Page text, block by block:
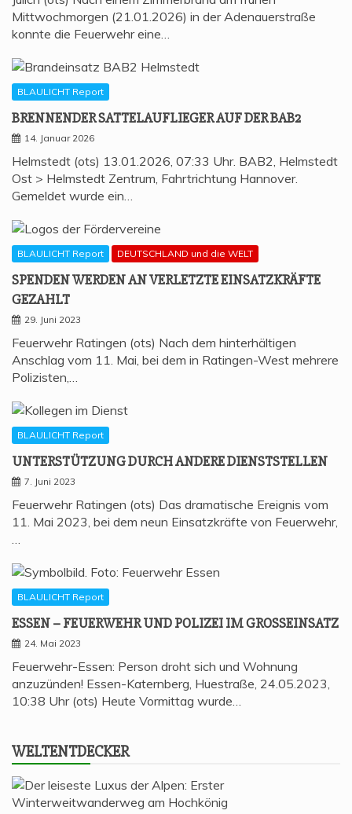
Mittwochmorgen (21.01.2026) in der Adenauerstraße
konnte die Feuerwehr eine…
BLAULICHT Report
BREN­NEN­DER SAT­TEL­AUF­LIE­GER AUF DER BAB2
14. Januar 2026
Helmstedt (ots) 13.01.2026, 07:33 Uhr. BAB2, Helmstedt
Ost > Helmstedt Zentrum, Fahrtrichtung Hannover.
Gemeldet wurde ein…
BLAULICHT Report DEUTSCHLAND und die WELT
SPEN­DEN WER­DEN AN VER­LETZ­TE EIN­SATZ­KRÄF­TE
GEZAHLT
29. Juni 2023
Feuerwehr Ratingen (ots) Nach dem hinterhältigen
Anschlag vom 11. Mai, bei dem in Ratingen-West mehrere
Polizisten,…
BLAULICHT Report
UNTER­STÜT­ZUNG DURCH ANDE­RE DIENSTSTELLEN
7. Juni 2023
Feuerwehr Ratingen (ots) Das dramatische Ereignis vom
11. Mai 2023, bei dem neun Einsatzkräfte von Feuerwehr,
…
BLAULICHT Report
ESSEN – FEU­ER­WEHR UND POLI­ZEI IM GROSSEINSATZ
24. Mai 2023
Feuerwehr-Essen: Person droht sich und Wohnung
anzuzünden! Essen-Katernberg, Huestraße, 24.05.2023,
10:38 Uhr (ots) Heute Vormittag wurde…
WELT­ENT­DE­CKER